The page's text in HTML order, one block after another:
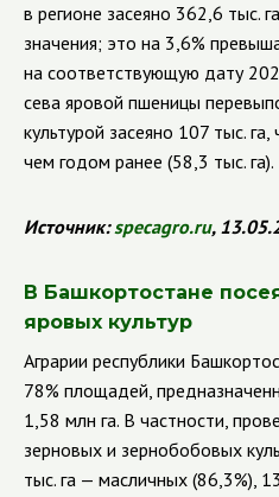
в регионе засеяно 362,6 тыс.
значения; это на 3,6%
на соответствующую дату
сева яровой пшеницы
культурой засеяно 107 тыс.
чем годом ранее (58,3 тыс. га).
Источник:specagro.ru,
В Башкортостане
яровых культур
Аграрии республики
78% площадей,
1,58 млн га. В частности,
зерновых и зернобобовых
тыс. га — масличных (86,3%),